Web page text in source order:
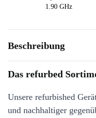
1.90 GHz
Beschreibung
Das refurbed
Unsere refurbished
und nachhaltiger